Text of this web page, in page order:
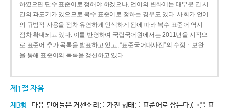
하였으면 단수 표준어로 정해야 하겠으나, 언어의 변화에는 대부분 긴 시
간의 과도기가 있으므로 복수 표준어로 정하는 경우도 있다. 사회가 언어
의 규범적 사용을 점차 유연하게 인식하게 됨에 따라 복수 표준어 역시
점차 확대되고 있다. 이를 반영하여 국립국어원에서는 2011년을 시작으
로 표준어 추가 목록을 발표하고 있고, “표준국어대사전”의 수정ㆍ보완
을 통해 표준어의 목록을 갱신하고 있다.
제1절 자음
제3항 다음 단어들은 거센소리를 가진 형태를 표준어로 삼는다.(ㄱ을 표